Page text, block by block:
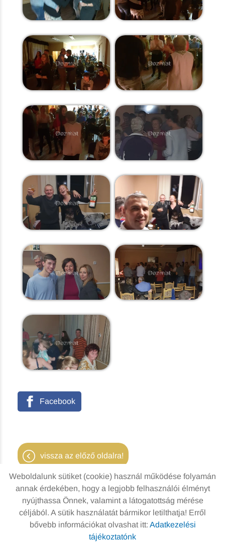
Facebook
vissza az előző oldalra!
Oldal információk
Adatkezelési tájékoztató
Impresszum
Sütik kezelése
Weboldalunk sütiket (cookie) használ működése folyamán
annak érdekében, hogy a legjobb felhasználói élményt
nyújthassa Önnek, valamint a látogatottság mérése
céljából. A sütik használatát bármikor letilthatja! Erről
bővebb információkat olvashat itt: Adatkezelési
tájékoztatónk